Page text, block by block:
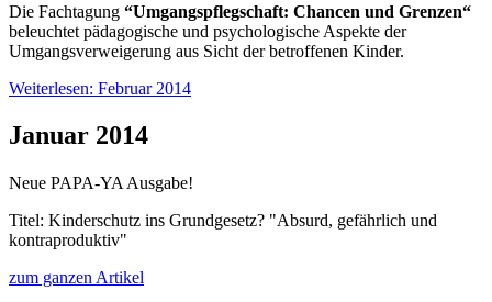
Die Fachtagung “Umgangspflegschaft: Chancen und Grenzen“
beleuchtet pädagogische und psychologische Aspekte der
Umgangsverweigerung aus Sicht der betroffenen Kinder.
Weiterlesen: Februar 2014
Januar 2014
Neue PAPA-YA Ausgabe!
Titel: Kinderschutz ins Grundgesetz? "Absurd, gefährlich und
kontraproduktiv"
zum ganzen Artikel